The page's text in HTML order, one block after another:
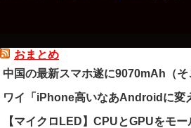
おまとめ
中国の最新スマホ遂に9070mAh（
ワイ「iPhone高いなあAndroidに
【マイクロLED】CPUとGPUをモ